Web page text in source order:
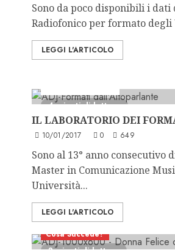
Sono da poco disponibili i dati
Radiofonico per formato degli
LEGGI L'ARTICOLO
4 minuti di lettura
IL LABORATORIO DEI
10/01/2017 0 649
Sono al 13° anno consecutivo
Master in Comunicazione
Università...
LEGGI L'ARTICOLO
Cosa Succede?